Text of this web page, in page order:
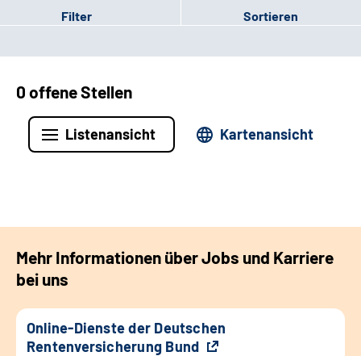
Filter Sortieren
0 offene Stellen
Listenansicht Kartenansicht
Mehr Informationen über Jobs und Karriere
bei uns
Online-Dienste der Deutschen
Rentenversicherung Bund